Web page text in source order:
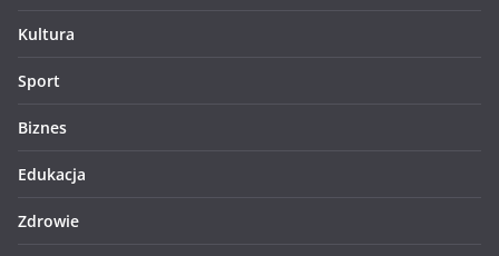
Kultura
Sport
Biznes
Edukacja
Zdrowie